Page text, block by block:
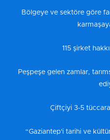
Bölgeye ve sektöre göre
115 şirket
Peşpeşe gelen zamlar,
Çiftçiyi 3-5
“Gaziantep'i tarihi ve